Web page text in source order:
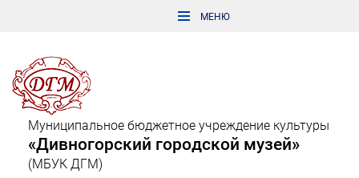
Муниципальное бюджетное учреждение культуры
«Дивногорский городской музей»
(МБУК ДГМ)